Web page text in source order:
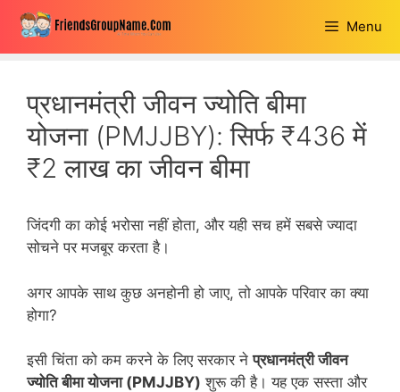
Skip
content
Menu
प्रधानमंत्री जीवन ज्योति बीमा
योजना (PMJJBY): सिर्फ ₹436 में
₹2 लाख का जीवन बीमा
जिंदगी का कोई भरोसा नहीं होता, और यही सच हमें सबसे ज्यादा
सोचने पर मजबूर करता है।
अगर आपके साथ कुछ अनहोनी हो जाए, तो आपके परिवार का क्या
होगा?
इसी चिंता को कम करने के लिए सरकार नेप्रधानमंत्री जीवन
ज्योति बीमा योजना (PMJJBY) शुरू की है। यह एक सस्ता और